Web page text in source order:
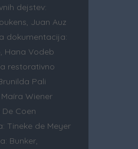
dejstev:
Juan Auz
dokumentacija:
Hana Vodeb
restorativno
Pali
Wiener
De Coen
Tineke de Meyer
Bunker,